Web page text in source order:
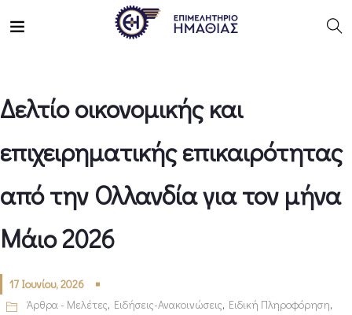
Δελτίο οικονομικής και
επιχειρηματικής επικαιρότητας
από την Ολλανδία για τον μήνα
Μάιο 2026
17 Ιουνίου, 2026
Άρθρα - Μελέτες, Ειδήσεις-Ανακοινώσεις, Ειδική Πληροφόρηση,